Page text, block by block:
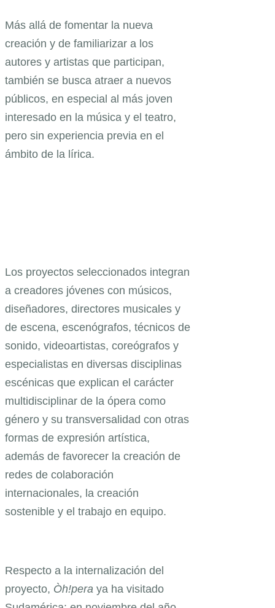
Más allá de fomentar la nueva
creación y de familiarizar a los
autores y artistas que participan,
también se busca atraer a nuevos
públicos, en especial al más joven
interesado en la música y el teatro,
pero sin experiencia previa en el
ámbito de la lírica.
Los proyectos seleccionados integran
a creadores jóvenes con músicos,
diseñadores, directores musicales y
de escena, escenógrafos, técnicos de
sonido, videoartistas, coreógrafos y
especialistas en diversas disciplinas
escénicas que explican el carácter
multidisciplinar de la ópera como
género y su transversalidad con otras
formas de expresión artística,
además de favorecer la creación de
redes de colaboración
internacionales, la creación
sostenible y el trabajo en equipo.
Respecto a la internalización del
proyecto, Òh!pera ya ha visitado